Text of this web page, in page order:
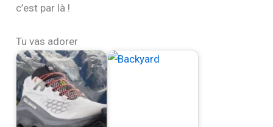
c’est par là !
Tu vas adorer